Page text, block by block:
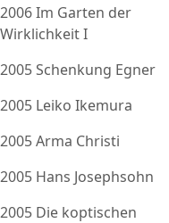
2006 Im Garten der
Wirklichkeit I
2005 Schenkung Egner
2005 Leiko Ikemura
2005 Arma Christi
2005 Hans Josephsohn
2005 Die koptischen